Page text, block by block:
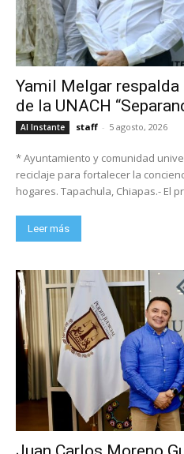
Yamil Melgar
de la UNACH
Al Instante staff - 5 agosto, 2026
* Ayuntamiento y comunidad
reciclaje para fortalecer la
hogares. Tapachula,
Leer más